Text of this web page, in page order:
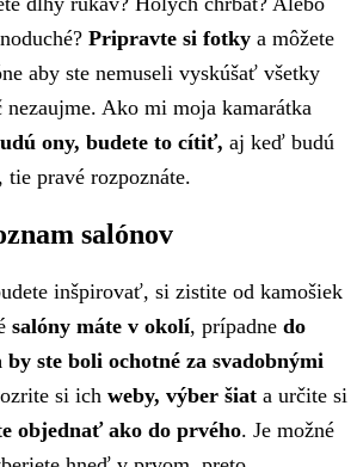
Pripravte si fotky a môžete
aby ste nemuseli vyskúšať všetky
nezaujme. Ako mi moja kamarátka
ony, budete to cítiť, aj keď budú
tie pravé rozpoznáte.
salónov
inšpirovať, si zistite od kamošiek
salóny máte v okolí, prípadne do
by ste boli ochotné za svadobnými
si ich weby, výber šiat a určite si
objednať ako do prvého. Je možné